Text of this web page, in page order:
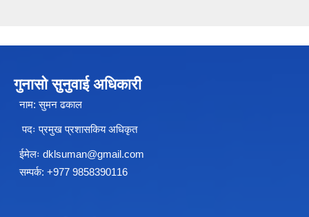
गुनासो सुनुवाई अधिकारी
नाम: सुमन ढकाल
पदः प्रमुख प्रशासकिय अधिकृत
ईमेलः dklsuman@gmail.com
सम्पर्क: +977 9858390116